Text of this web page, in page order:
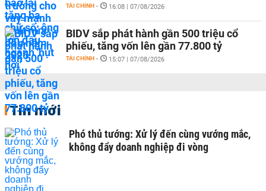
TÀI CHÍNH - 16:08 | 07/08/2026
BIDV sắp phát hành gần 500 triệu cổ
phiếu, tăng vốn lên gần 77.800 tỷ
TÀI CHÍNH - 15:07 | 07/08/2026
Tin mới
Phó thủ tướng: Xử lý đến cùng vướng mắc,
không đẩy doanh nghiệp đi vòng